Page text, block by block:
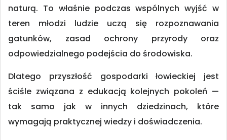
naturą. To właśnie podczas wspólnych wyjść w
teren młodzi ludzie uczą się rozpoznawania
gatunków, zasad ochrony przyrody oraz
odpowiedzialnego podejścia do środowiska.
Dlatego przyszłość gospodarki łowieckiej jest
ściśle związana z edukacją kolejnych pokoleń —
tak samo jak w innych dziedzinach, które
wymagają praktycznej wiedzy i doświadczenia.